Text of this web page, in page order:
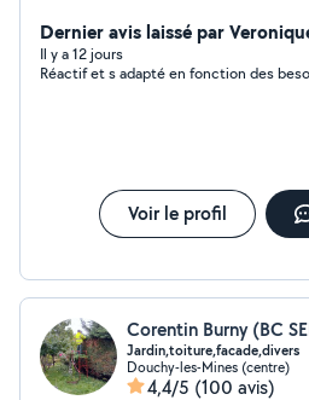
Dernier avis laissé par
Il y a 12 jours
Réactif et s adapté en fonction des
Voir le profil
Corentin Burny (BC
Jardin,toiture,facade,divers
Douchy-les-Mines (centre)
4,4/5 (100 avis)